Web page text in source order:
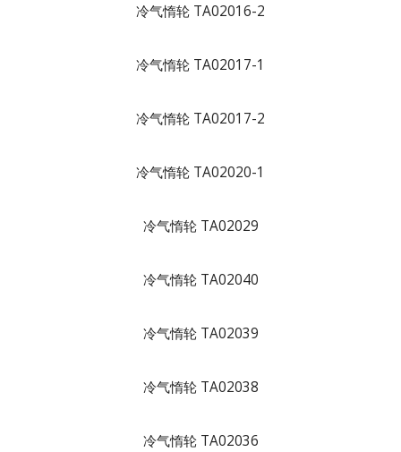
冷气惰轮 TA02016-2
冷气惰轮 TA02017-1
冷气惰轮 TA02017-2
冷气惰轮 TA02020-1
冷气惰轮 TA02029
冷气惰轮 TA02040
冷气惰轮 TA02039
冷气惰轮 TA02038
冷气惰轮 TA02036